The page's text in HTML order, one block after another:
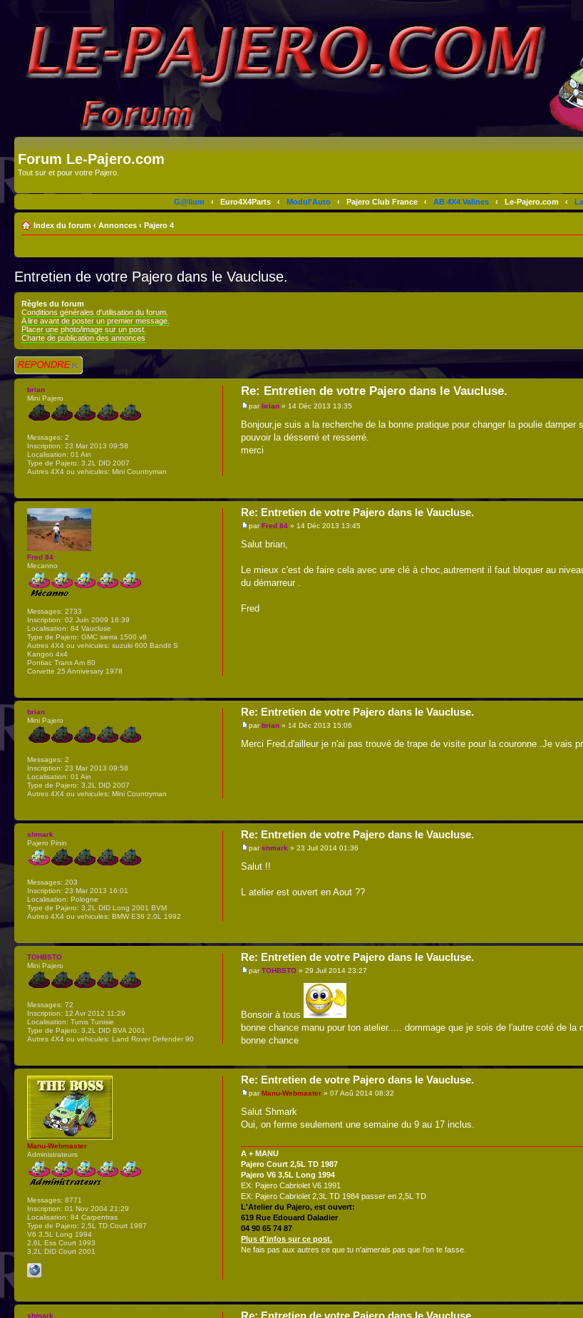
Forum Le-Pajero.com
Tout sur et pour votre Pajero.
G@lium ‹ Euro4X4Parts ‹ Modul'Auto ‹ Pajero Club France ‹ AB 4X4 Valines ‹ Le-Pajero.com ‹
Index du forum ‹ Annonces ‹ Pajero 4
Entretien de votre Pajero dans le Vaucluse.
Règles du forum
Conditions générales d'utilisation du forum.
A lire avant de poster un premier message.
Placer une photo/image sur un post.
Charte de publication des annonces
Répondre
Re: Entretien de votre Pajero dans le Vaucluse.
parbrian » 14 Déc 2013 13:35
Bonjour,je suis a la recherche de la bonne pratique pour changer la poulie
pouvoir la désserré et resserré.
merci
brian
Mini Pajero
Messages: 2
Inscription: 23 Mar 2013 09:58
Localisation: 01 Ain
Type de Pajero: 3,2L DID 2007
Autres 4X4 ou vehicules: Mini Countryman
Re: Entretien de votre Pajero dans le Vaucluse.
parFred 84 » 14 Déc 2013 13:45
Salut brian,
Le mieux c'est de faire cela avec une clé à choc,autrement il faut bloquer au
du démarreur .
Fred
Fred 84
Mecanno
Messages: 2733
Inscription: 02 Juin 2009 18:39
Localisation: 84 Vaucluse
Type de Pajero: GMC sierra 1500 v8
Autres 4X4 ou vehicules: suzuki 600 Bandit S
Kangoo 4x4
Pontiac Trans Am 80
Corvette 25 Annivesary 1978
Re: Entretien de votre Pajero dans le Vaucluse.
parbrian » 14 Déc 2013 15:06
Merci Fred,d'ailleur je n'ai pas trouvé de trape de visite pour la couronne .Je vais
brian
Mini Pajero
Messages: 2
Inscription: 23 Mar 2013 09:58
Localisation: 01 Ain
Type de Pajero: 3,2L DID 2007
Autres 4X4 ou vehicules: Mini Countryman
Re: Entretien de votre Pajero dans le Vaucluse.
parshmark » 23 Juil 2014 01:36
Salut !!
L atelier est ouvert en Aout ??
shmark
Pajero Pinin
Messages: 203
Inscription: 23 Mar 2013 16:01
Localisation: Pologne
Type de Pajero: 3,2L DID Long 2001 BVM
Autres 4X4 ou vehicules: BMW E36 2,0L 1992
Re: Entretien de votre Pajero dans le Vaucluse.
parTOHBSTO » 29 Juil 2014 23:27
Bonsoir à tous
bonne chance manu pour ton atelier..... dommage que je sois de l'autre coté de la
bonne chance
TOHBSTO
Mini Pajero
Messages: 72
Inscription: 12 Avr 2012 11:29
Localisation: Tunis Tunisie
Type de Pajero: 3,2L DID BVA 2001
Autres 4X4 ou vehicules: Land Rover Defender 90
Re: Entretien de votre Pajero dans le Vaucluse.
parManu-Webmaster » 07 Aoû 2014 08:32
Salut Shmark
Oui, on ferme seulement une semaine du 9 au 17 inclus.
A + MANU
Pajero Court 2,5L TD 1987
Pajero V6 3,5L Long 1994
EX: Pajero Cabriolet V6 1991
EX: Pajero Cabriolet 2,3L TD 1984 passer en 2,5L TD
L'Atelier du Pajero, est ouvert:
619 Rue Edouard Daladier
04 90 65 74 87
Plus d'infos sur ce post.
Ne fais pas aux autres ce que tu n'aimerais pas que l'on te fasse.
Manu-Webmaster
Administrateurs
Messages: 8771
Inscription: 01 Nov 2004 21:29
Localisation: 84 Carpentras
Type de Pajero: 2,5L TD Court 1987
V6 3,5L Long 1994
2,6L Ess Court 1993
3,2L DID Court 2001
Re: Entretien de votre Pajero dans le Vaucluse.
shmark